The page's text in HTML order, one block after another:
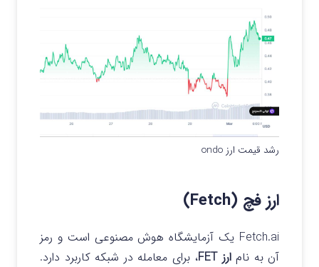
رشد قیمت ارز ondo
ارز فچ (Fetch)
Fetch.ai یک آزمایشگاه هوش مصنوعی است و رمز
آن به نامارز FET
، برای معامله در شبکه کاربرد دارد.